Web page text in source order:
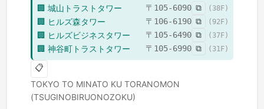
🏢 城山トラストタワー 〒 105-6090 ⧉ ( 38F)
🏢 ヒルズ森タワー 〒 106-6190 ⧉ ( 92 F)
🏢 ヒルズビジネスタワー 〒 105-6490 ⧉ ( 37F)
🏢 神谷町トラストタワー 〒 105-6990 ⧉ ( 31F)
📋
TOKYO TO MINATO KU TORANOMON
(TSUGINOBIRUONOZOKU)